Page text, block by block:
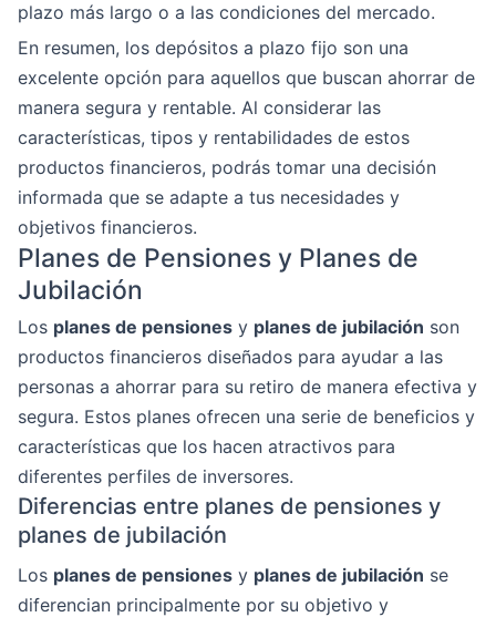
plazo más largo o a las condiciones del mercado.
En resumen, los depósitos a plazo fijo son una
excelente opción para aquellos que buscan ahorrar de
manera segura y rentable. Al considerar las
características, tipos y rentabilidades de estos
productos financieros, podrás tomar una decisión
informada que se adapte a tus necesidades y
objetivos financieros.
Planes de Pensiones y Planes de
Jubilación
Los planes de pensiones y planes de jubilación son
productos financieros diseñados para ayudar a las
personas a ahorrar para su retiro de manera efectiva y
segura. Estos planes ofrecen una serie de beneficios y
características que los hacen atractivos para
diferentes perfiles de inversores.
Diferencias entre planes de pensiones y
planes de jubilación
Los planes de pensiones y planes de jubilación se
diferencian principalmente por su objetivo y